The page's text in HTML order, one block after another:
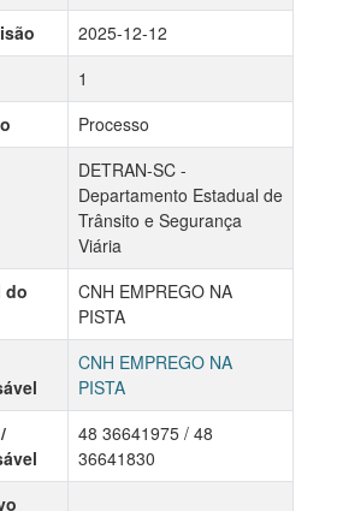
2025-12-12
1
Processo
DETRAN-SC -
Departamento Estadual de
Trânsito e Segurança
Viária
do
CNH EMPREGO NA
PISTA
CNH EMPREGO NA
PISTA
48 36641975 / 48
36641830